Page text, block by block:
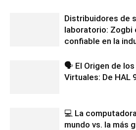
Distribuidores de
laboratorio: Zogbi
confiable en la
🗣️ El Origen de
Virtuales: De HAL
💻 La
mundo vs. la más